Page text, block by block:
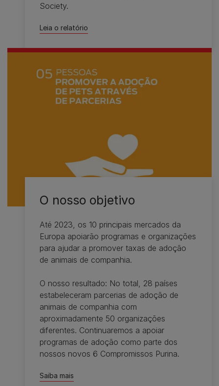
Society.
Leia o relatório
O nosso objetivo
Até 2023, os 10 principais mercados da
Europa apoiarão programas e organizações
para ajudar a promover taxas de adoção
de animais de companhia.
O nosso resultado: No total, 28 países
estabeleceram parcerias de adoção de
animais de companhia com
aproximadamente 50 organizações
diferentes. Continuaremos a apoiar
programas de adoção como parte dos
nossos novos 6 Compromissos Purina.
Saiba mais